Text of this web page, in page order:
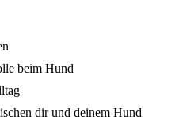
beim Hund
dir und deinem Hund